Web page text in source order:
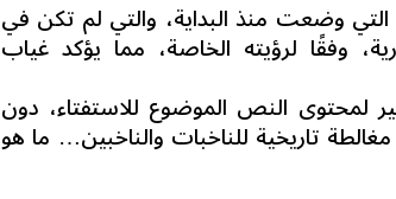
التي وضعت منذ البداية، والتي لم تكن في
وفقًا لرؤيته الخاصة، مما يؤكد غياب
النص الموضوع للاستفتاء، دون
تاريخية للناخبات والناخبين… ما هو